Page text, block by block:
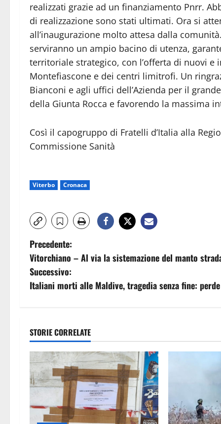
realizzati grazie ad un finanziamento Pnrr.
di realizzazione sono stati ultimati. Ora si
all’inaugurazione molto attesa dalla
serviranno un ampio bacino di utenza,
territoriale strategico, con l’offerta di nuovi
Montefiascone e dei centri limitrofi. Un
Bianconi e agli uffici dell’Azienda per il
della Giunta Rocca e favorendo la massima
Così il capogruppo di Fratelli d’Italia alla
Commissione Sanità
Viterbo Cronaca
N
a
v
g
a
z
i
o
Precedente:
Vitorchiano – Al via la sistemazione del manto
Successivo:
Italiani morti alle Maldive, tragedia senza fine:
STORIE CORRELATE